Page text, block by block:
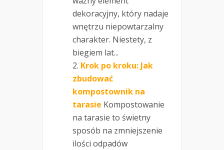
dekoracyjny, który nadaje
wnętrzu niepowtarzalny
charakter. Niestety, z
biegiem lat...
Krok po kroku: Jak
zbudować
kompostownik na
tarasie Kompostowanie
na tarasie to świetny
sposób na zmniejszenie
ilości odpadów